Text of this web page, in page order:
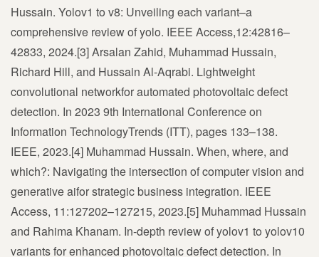
Hussain. Yolov1 to v8: Unveiling each variant–a
comprehensive review of yolo. IEEE Access,12:42816–
42833, 2024.[3] Arsalan Zahid, Muhammad Hussain,
Richard Hill, and Hussain Al-Aqrabi. Lightweight
convolutional networkfor automated photovoltaic defect
detection. In 2023 9th International Conference on
Information TechnologyTrends (ITT), pages 133–138.
IEEE, 2023.[4] Muhammad Hussain. When, where, and
which?: Navigating the intersection of computer vision and
generative aifor strategic business integration. IEEE
Access, 11:127202–127215, 2023.[5] Muhammad Hussain
and Rahima Khanam. In-depth review of yolov1 to yolov10
variants for enhanced photovoltaic defect detection. In